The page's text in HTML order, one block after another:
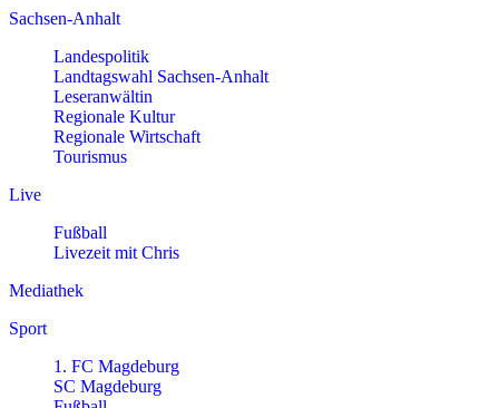
Sachsen-Anhalt
Landespolitik
Landtagswahl Sachsen-Anhalt
Leseranwältin
Regionale Kultur
Regionale Wirtschaft
Tourismus
Live
Fußball
Livezeit mit Chris
Mediathek
Sport
1. FC Magdeburg
SC Magdeburg